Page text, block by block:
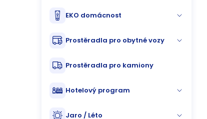
EKO domácnost
Prostěradla pro obytné vozy
Prostěradla pro kamiony
Hotelový program
Jaro / Léto